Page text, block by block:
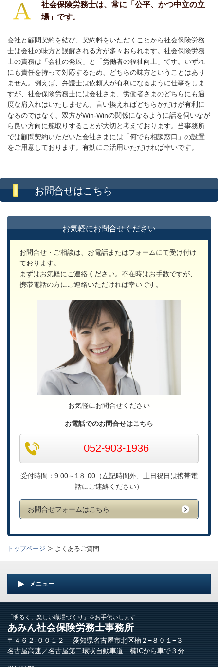
社会保険労務士は、常に「公平、かつ中立の立
場」です。
会社と顧問契約を結び、契約料をいただくことから社会保険労務
士は会社の味方と誤解される方が多々おられます。社会保険労務
士の責務は「会社の発展」と「労働者の福祉向上」です。いずれ
にも責任を持って対応するため、どちらの味方ということはあり
ません。例えば、弁護士は依頼人が有利になるように仕事をしま
すが、社会保険労務士には会社さま、労働者さまのどちらにも過
度な肩入れはいたしません。言い換えればどちらかだけが有利に
なるのではなく、双方がWin-Winの関係になるように話を伺いなが
ら良い方向に舵取りすることが大切と考えております。当事務所
では顧問契約いただいた会社さまには「何でも相談窓口」の設置
をご用意しております。有効にご活用いただければ幸いです。
お問合せはこちら
お気軽にお問合せください
お問合せ・ご相談は、お電話またはフォームにて受け付け
ております。
まずはお気軽にご連絡ください。不在時はお手数ですが、
携帯電話の方にご連絡いただければ幸いです。
お気軽にお問合せください
お電話でのお問合せはこちら
052-903-1936
受付時間：9:00～1８:00（左記時間外、土日祝日は携帯電
話にご連絡ください）
お問合せフォームはこちら
トップページ よくあるご質問
メニュー
「明るく、楽しい職場づくり」をお手伝いします
あみん社会保険労務士事務所
〒４６２-００１２ 愛知県名古屋市北区楠２−８０１−３
名古屋高速／名古屋第二環状自動車道 楠ICから車で３分